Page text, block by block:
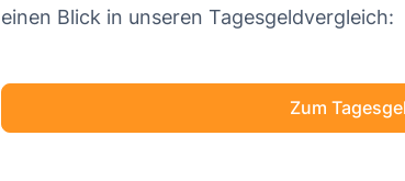
einen Blick in unseren Tagesgeldvergleich:
Zum